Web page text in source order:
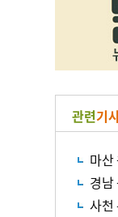
관련기
마산
경
사천